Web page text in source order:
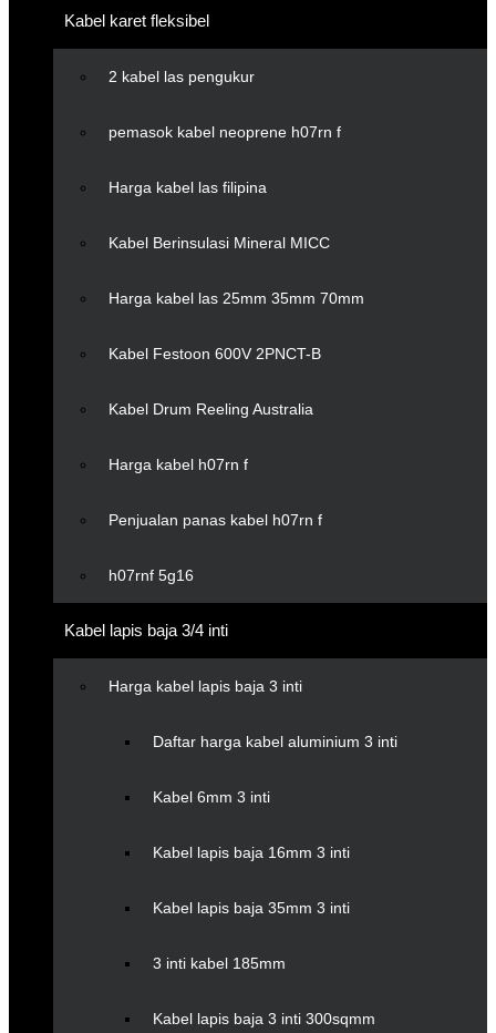
Kabel karet fleksibel
2 kabel las pengukur
pemasok kabel neoprene h07rn f
Harga kabel las filipina
Kabel Berinsulasi Mineral MICC
Harga kabel las 25mm 35mm 70mm
Kabel Festoon 600V 2PNCT-B
Kabel Drum Reeling Australia
Harga kabel h07rn f
Penjualan panas kabel h07rn f
h07rnf 5g16
Kabel lapis baja 3/4 inti
Harga kabel lapis baja 3 inti
Daftar harga kabel aluminium 3 inti
Kabel 6mm 3 inti
Kabel lapis baja 16mm 3 inti
Kabel lapis baja 35mm 3 inti
3 inti kabel 185mm
Kabel lapis baja 3 inti 300sqmm